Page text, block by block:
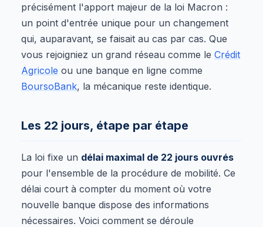
précisément l'apport majeur de la loi Macron :
un point d'entrée unique pour un changement
qui, auparavant, se faisait au cas par cas. Que
vous rejoigniez un grand réseau comme le Crédit
Agricole ou une banque en ligne comme
BoursoBank, la mécanique reste identique.
Les 22 jours, étape par étape
La loi fixe un délai maximal de 22 jours ouvrés
pour l'ensemble de la procédure de mobilité. Ce
délai court à compter du moment où votre
nouvelle banque dispose des informations
nécessaires. Voici comment se déroule